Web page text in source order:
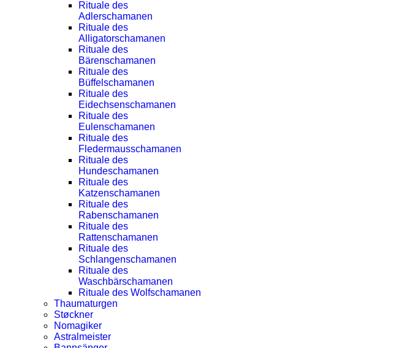
Rituale des
Adlerschamanen
Rituale des
Alligatorschamanen
Rituale des
Bärenschamanen
Rituale des
Büffelschamanen
Rituale des
Eidechsenschamanen
Rituale des
Eulenschamanen
Rituale des
Fledermausschamanen
Rituale des
Hundeschamanen
Rituale des
Katzenschamanen
Rituale des
Rabenschamanen
Rituale des
Rattenschamanen
Rituale des
Schlangenschamanen
Rituale des
Waschbärschamanen
Rituale des Wolfschamanen
Thaumaturgen
Støckner
Nomagiker
Astralmeister